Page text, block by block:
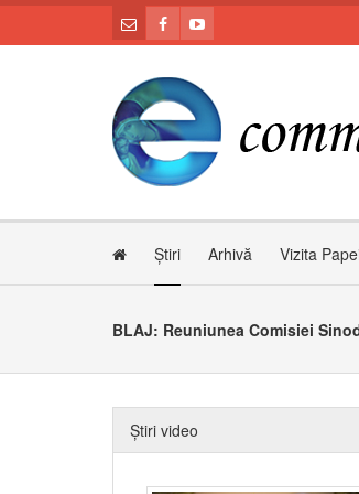
Știri Arhivă Vizita
BLAJ: Reuniunea Comisiei
Știri video